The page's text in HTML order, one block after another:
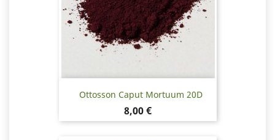
Ottosson Caput Mortuum 20D
Hinta
8,00 €